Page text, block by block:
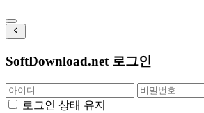
SoftDownload.net 로그인
로그인 상태 유지